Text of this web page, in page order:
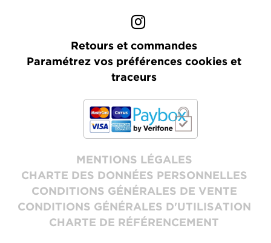
Retours et commandes
Paramétrez vos préférences cookies et
traceurs
MENTIONS LÉGALES
CHARTE DES DONNÉES PERSONNELLES
CONDITIONS GÉNÉRALES DE VENTE
CONDITIONS GÉNÉRALES D'UTILISATION
CHARTE DE RÉFÉRENCEMENT